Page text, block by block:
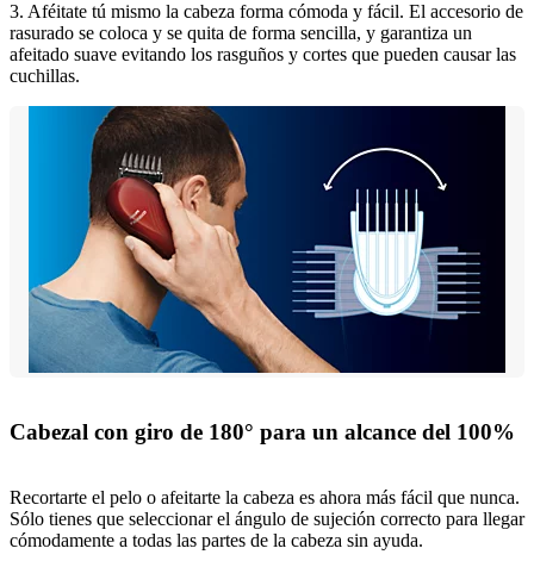
3. Aféitate tú mismo la cabeza forma cómoda y fácil. El accesorio de
rasurado se coloca y se quita de forma sencilla, y garantiza un
afeitado suave evitando los rasguños y cortes que pueden causar las
cuchillas.
Cabezal con giro de 180° para un alcance del 100%
Recortarte el pelo o afeitarte la cabeza es ahora más fácil que nunca.
Sólo tienes que seleccionar el ángulo de sujeción correcto para llegar
cómodamente a todas las partes de la cabeza sin ayuda.